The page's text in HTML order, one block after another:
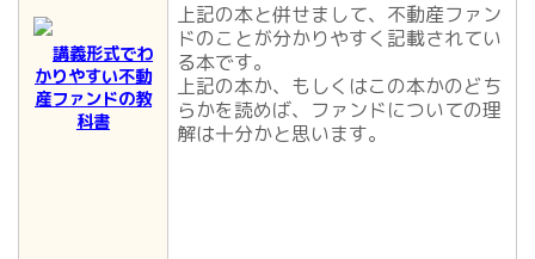
講義形式でわ
かりやすい不動
産ファンドの教
科書
上記の本と併せまして、不動産ファン
ドのことが分かりやすく記載されてい
る本です。
上記の本か、もしくはこの本かのどち
らかを読めば、ファンドについての理
解は十分かと思います。